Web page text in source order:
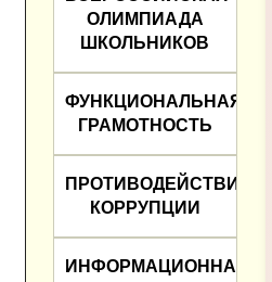
ОЛИМПИАДА
ШКОЛЬНИКОВ
ФУНКЦИОНАЛЬНАЯ
ГРАМОТНОСТЬ
ПРОТИВОДЕЙСТВИЕ
КОРРУПЦИИ
ИНФОРМАЦИОННАЯ